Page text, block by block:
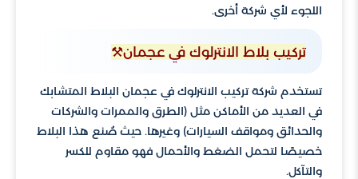
اللجوء لأي شركة أخرى.
تركيب بلاط الانترلوك في عجمان⚒️
تستخدم شركة تركيب الانترلوك في عجمان البلاط المتشابك
في العديد من الأماكن مثل (الطرق والممرات والشركات
والحدائق ومواقف السيارات) وغيرها. حيث صُنع هذا البلاط
خصيصًا لتحمل الضغط والأحمال فهو مقاوم للكسر
والتآكل.